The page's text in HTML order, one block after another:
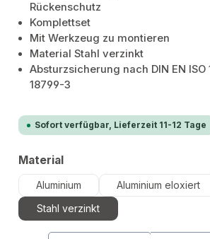
Rückenschutz
Komplettset
Mit Werkzeug zu montieren
Material Stahl verzinkt
Absturzsicherung nach DIN EN ISO
18799-3
Sofort verfügbar, Lieferzeit 11-12 Tage
Materialauswählen
Aluminium Aluminium eloxiert
Stahl verzinkt